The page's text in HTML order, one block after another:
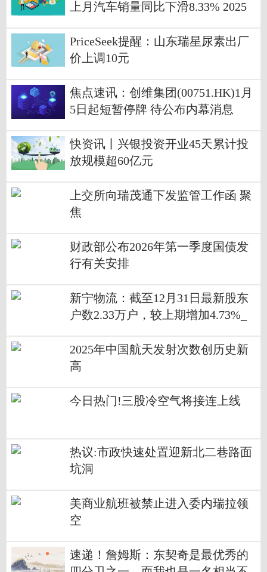
上月汽车销量同比下滑8.33% 2025
PriceSeek提醒：山东瑞星尿素出厂
价上调10元
焦点速讯：创维集团(00751.HK)1月
5日起短暂停牌 待公布内幕消息
快资讯丨兴银投资开业45天累计投
放规模超60亿元
上交所向瑞茂通下发监管工作函 聚
焦
财政部公布2026年第一季度国债发
行有关安排
新宁物流：截至12月31日最新股东
户数2.33万户，较上期增加4.73%_
2025年中国航天发射次数创历史新
高
今日热门!三股冷空气将接连上线
热议:市政快速处置迎新北二巷路面
坑洞
美商业航班被禁止进入委内瑞拉领
空
速递！詹姆斯：东契奇是最优秀的